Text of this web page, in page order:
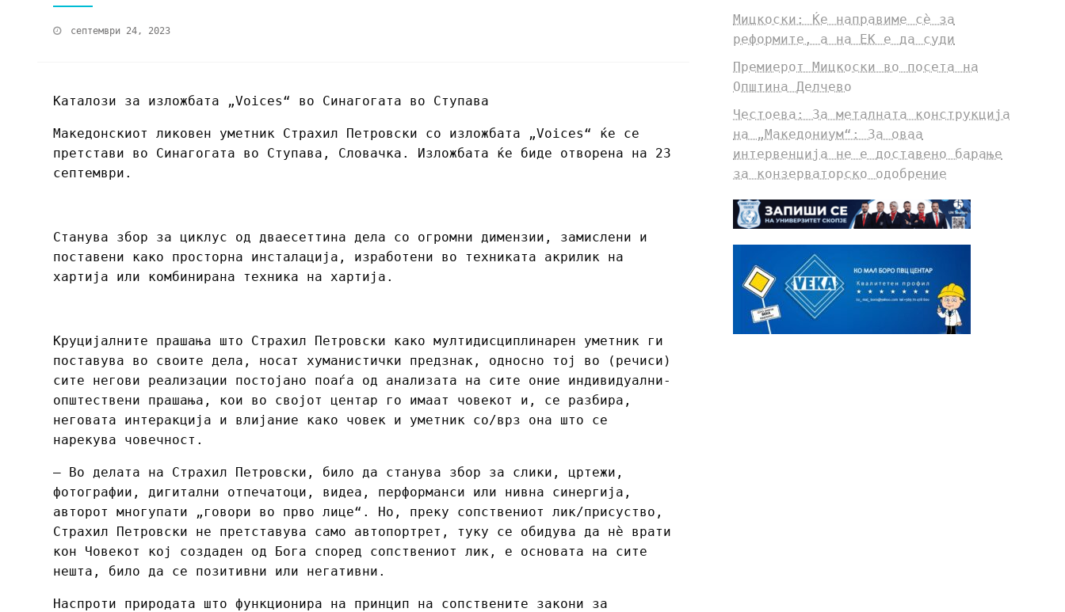
септември 24, 2023
Каталози за изложбата „Voices“ во Синагогата во Ступава
Македонскиот ликовен уметник Страхил Петровски со изложбата „Voices“ ќе се
претстави во Синагогата во Ступава, Словачка. Изложбата ќе биде отворена на 23
септември.
Станува збор за циклус од дваесеттина дела со огромни димензии, замислени и
поставени како просторна инсталација, изработени во техниката акрилик на
хартија или комбинирана техника на хартија.
Круцијалните прашања што Страхил Петровски како мултидисциплинарен уметник ги
поставува во своите дела, носат хуманистички предзнак, односно тој во (речиси)
сите негови реализации постојано поаѓа од анализата на сите оние индивидуални-
општествени прашања, кои во својот центар го имаат човекот и, се разбира,
неговата интеракција и влијание како човек и уметник со/врз она што се
нарекува човечност.
– Во делата на Страхил Петровски, било да станува збор за слики, цртежи,
фотографии, дигитални отпечатоци, видеа, перформанси или нивна синергија,
авторот многупати „говори во прво лице“. Но, преку сопствениот лик/присуство,
Страхил Петровски не претставува само автопортрет, туку се обидува да нè врати
кон Човекот кој создаден од Бога според сопствениот лик, е основата на сите
нешта, било да се позитивни или негативни.
Наспроти природата што функционира на принцип на сопствените закони за
Мицкоски: Ќе направиме сè за
реформите, а на ЕК е да суди
Премиерот Мицкоски во посета на
Општина Делчево
Честоева: За металната конструкција
на „Македониум“: За оваа
интервенција не е доставено барање
за конзерваторско одобрение